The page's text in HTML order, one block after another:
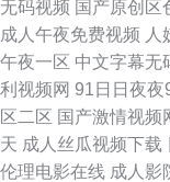
类极品 免费日七视频
理 97色色一区二区 超
看 欧美女同网站 日韩
无码视频 国产原创区
成人午夜免费视频 人
午夜一区 中文字幕无
利视频网 91日日夜夜
区二区 国产激情视频
天 成人丝瓜视频下载
伦理电影在线 成人影